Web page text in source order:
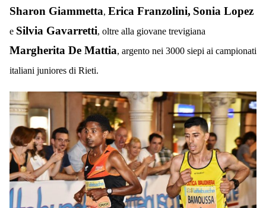
Sharon Giammetta, Erica Franzolini, Sonia Lopez
e Silvia Gavarretti, oltre alla giovane trevigiana
Margherita De Mattia, argento nei 3000 siepi ai campionati
italiani juniores di Rieti.